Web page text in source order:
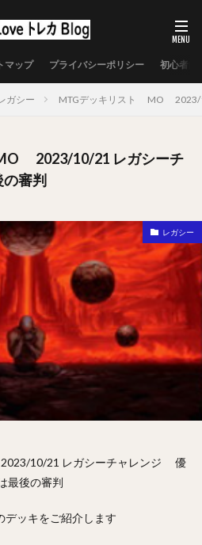
マップ プライバシーポリシー 初心者向
ガシー MTGデッキリスト MO 2023/
2023/10/21 レガシーチ
審判
レガシー
10/21 レガシーチャレンジ 優
最後の審判
デッキをご紹介します